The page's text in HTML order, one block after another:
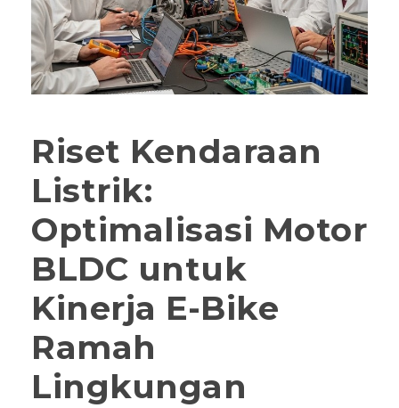
Riset Kendaraan
Listrik:
Optimalisasi Motor
BLDC untuk
Kinerja E-Bike
Ramah
Lingkungan